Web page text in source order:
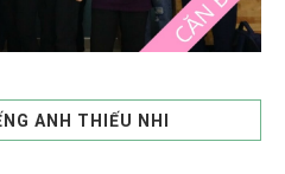
ANH THIẾU NHI